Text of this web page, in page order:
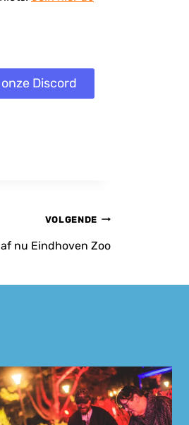
Discord
VOLGENDE
nu Eindhoven Zoo